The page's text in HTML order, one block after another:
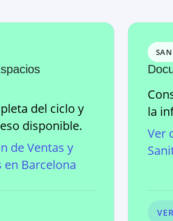
del ciclo y
disponible.
de Ventas y
en Barcelona
SAN
la
Ver